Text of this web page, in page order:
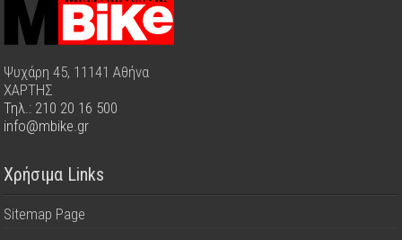
Ψυχάρη 45, 11141 Αθήνα
ΧΑΡΤΗΣ
Τηλ.: 210 20 16 500
info@mbike.gr
Χρήσιμα Links
Sitemap Page